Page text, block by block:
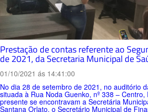
Prestação de contas referente ao
de 2021, da Secretaria Municipal de
01/10/2021 ás 14:41:00
No dia 28 de setembro de 2021, no auditório
situada à Rua Noda Guenko, nº 338 – Centro,
presente se encontravam a Secretária
Santana Orlato, o Secretário Municipal de